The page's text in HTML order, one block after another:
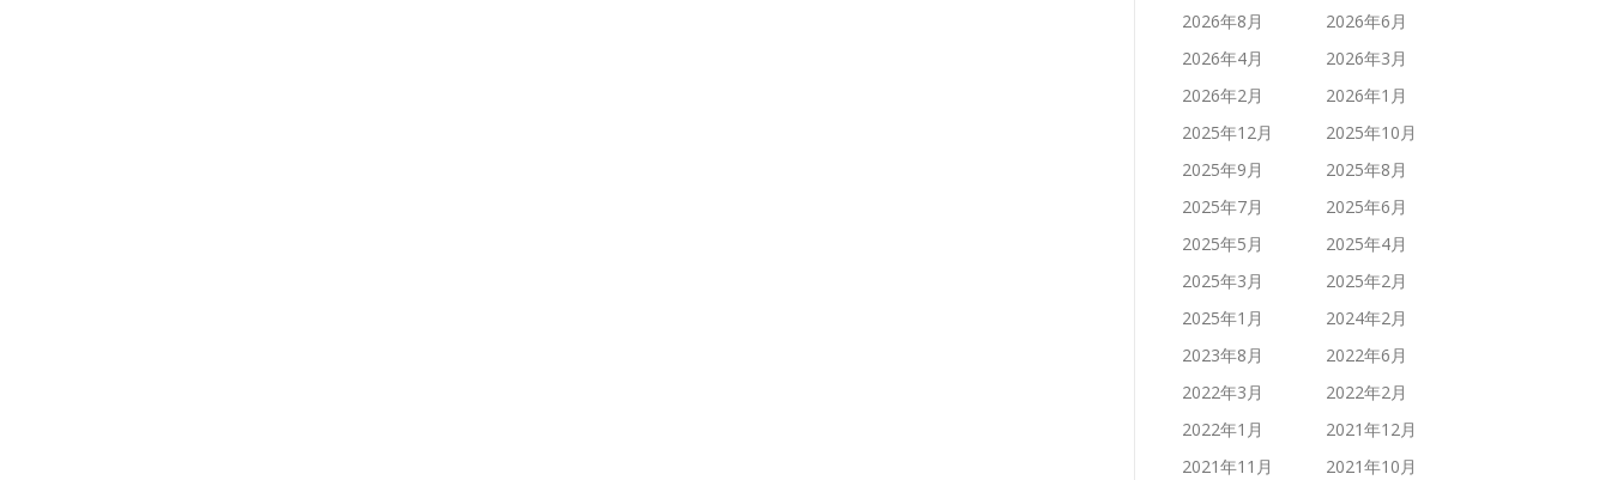
2026年8月
2026年6月
2026年4月
2026年3月
2026年2月
2026年1月
2025年12月
2025年10月
2025年9月
2025年8月
2025年7月
2025年6月
2025年5月
2025年4月
2025年3月
2025年2月
2025年1月
2024年2月
2023年8月
2022年6月
2022年3月
2022年2月
2022年1月
2021年12月
2021年11月
2021年10月